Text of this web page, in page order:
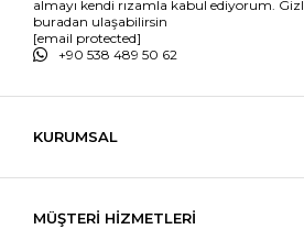
almayı kendi rızamla kabul ediyorum.
buradan ulaşabilirsin
[email protected]
+90 538 489 50 62
KURUMSAL
MÜŞTERİ HİZMETLERİ